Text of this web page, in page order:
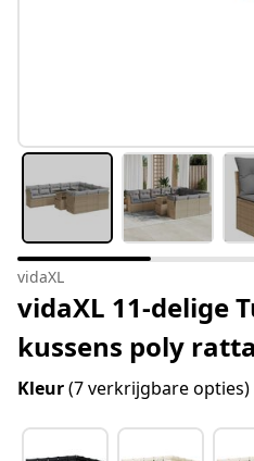
vidaXL
vidaXL 11-delige
kussens poly
Kleur(7 verkrijgbare opties)